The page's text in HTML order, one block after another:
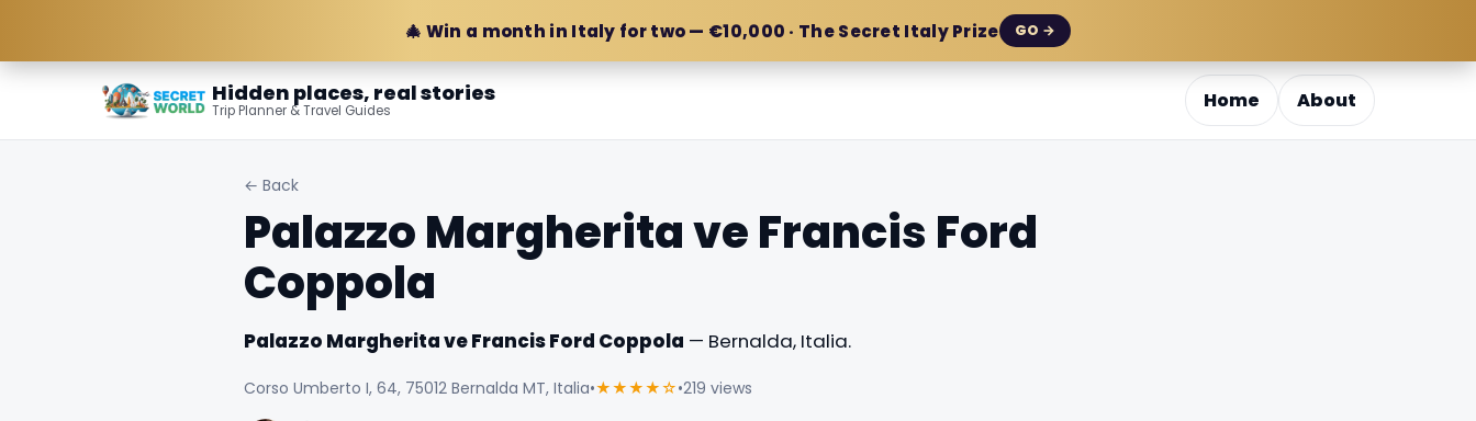
🎄 Win a month in Italy for two — €10,000 · The Secret Italy Prize GO →
Hidden places, real stories
Trip Planner & Travel Guides Home About
← Back
Palazzo Margherita ve Francis Ford
Coppola
Palazzo Margherita ve Francis Ford Coppola — Bernalda, Italia.
Corso Umberto I, 64, 75012 Bernalda MT, Italia•★★★★☆•219 views